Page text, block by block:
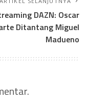
DAZN: Oscar
Ditantang Miguel
Madueno